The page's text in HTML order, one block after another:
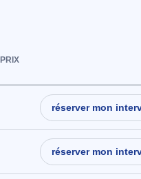
réserver mon
réserver mon